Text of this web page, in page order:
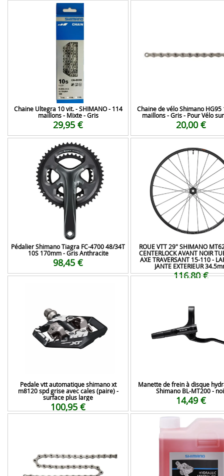
Chaine Ultegra 10 vit. - SHIMANO - 114
maillons - Mixte - Gris
29,95 €
Chaine de vélo Shimano HG95
maillons - Gris - Pour Vélo
20,00 €
Pédalier Shimano Tiagra FC-4700 48/34T
10S 170mm - Gris Anthracite
98,45 €
ROUE VTT 29" SHIMANO
CENTERLOCK AVANT NOIR
AXE TRAVERSANT 15-110 -
JANTE EXTERIEUR
116,80 €
Pedale vtt automatique shimano xt
m8120 spd grise avec cales (paire) -
surface plus large
100,95 €
Manette de frein à disque
Shimano BL-MT200 -
14,49 €